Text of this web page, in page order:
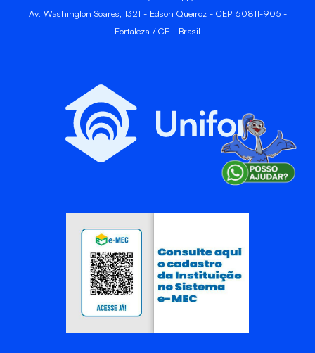
Av. Washington Soares, 1321 - Edson Queiroz - CEP 60811-905 -
Fortaleza / CE - Brasil